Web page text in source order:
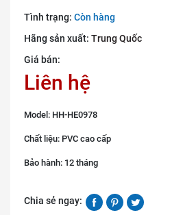
Tình trạng: Còn hàng
Hãng sản xuất: Trung Quốc
Giá bán:
Liên hệ
Model: HH-HE0978
Chất liệu: PVC cao cấp
Bảo hành: 12 tháng
Chia sẻ ngay: